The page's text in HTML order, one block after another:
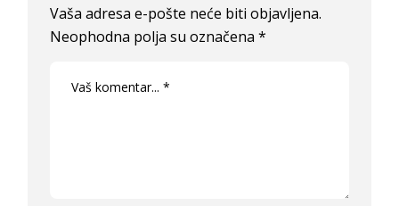
Vaša adresa e-pošte neće biti objavljena.
Neophodna polja su označena*